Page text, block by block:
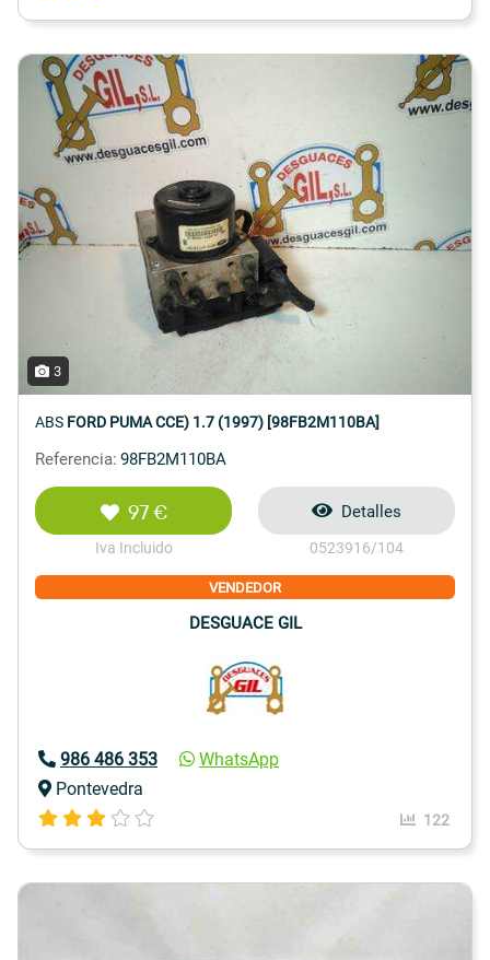
3
ABS FORD PUMA CCE) 1.7 (1997) [98FB2M110BA]
Referencia: 98FB2M110BA
97 €
Iva Incluido
Detalles
0523916/104
VENDEDOR
DESGUACE GIL
986 486 353
WhatsApp
Pontevedra
122